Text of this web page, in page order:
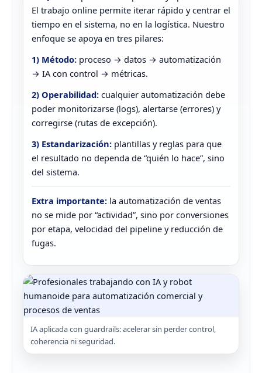
El trabajo online permite iterar rápido y centrar el
tiempo en el sistema, no en la logística. Nuestro
enfoque se apoya en tres pilares:
1) Método: proceso → datos → automatización
→ IA con control → métricas.
2) Operabilidad: cualquier automatización debe
poder monitorizarse (logs), alertarse (errores) y
corregirse (rutas de excepción).
3) Estandarización: plantillas y reglas para que
el resultado no dependa de “quién lo hace”, sino
del sistema.
Extra importante: la automatización de ventas
no se mide por “actividad”, sino por conversiones
por etapa, velocidad del pipeline y reducción de
fugas.
IA aplicada con guardrails: acelerar sin perder control,
coherencia ni seguridad.